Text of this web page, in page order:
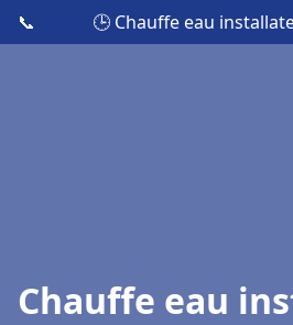
📞 🕒 Chauffe eau
Chauffe eau